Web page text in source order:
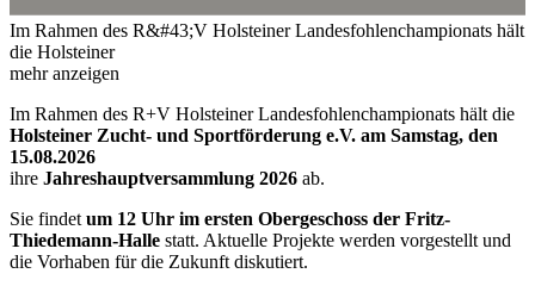
Im Rahmen des R&#43;V Holsteiner Landesfohlenchampionats hält
die Holsteiner
mehr anzeigen
Im Rahmen des R+V Holsteiner Landesfohlenchampionats hält die
Holsteiner Zucht- und Sportförderung e.V. am Samstag, den
15.08.2026
ihre Jahreshauptversammlung 2026 ab.
Sie findet um 12 Uhr im ersten Obergeschoss der Fritz-
Thiedemann-Halle statt. Aktuelle Projekte werden vorgestellt und
die Vorhaben für die Zukunft diskutiert.